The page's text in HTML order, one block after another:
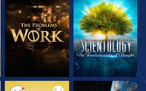
בדוק את הסדרה בדוק את הסדרה